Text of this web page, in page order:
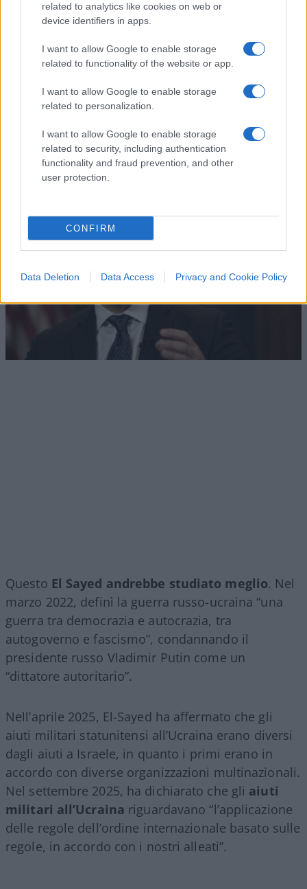
related to analytics like cookies on web or
device identifiers in apps.
I want to allow Google to enable storage
related to functionality of the website or app.
I want to allow Google to enable storage
related to personalization.
I want to allow Google to enable storage
related to security, including authentication
functionality and fraud prevention, and other
user protection.
CONFIRM
Data Deletion Data Access Privacy and Cookie Policy
Abdul El-Sayed, il mistero
dietro il personaggio
Condanna Putin, sostiene l’Ucraina e la sanità
pubblica. Ma sul Covid e sui vaccini non dice una
parola.
di Marco Perduca
9 Agosto 2026, 10:08
Questo El Sayed andrebbe studiato meglio. Nel
marzo 2022, definì la guerra russo-ucraina “una
guerra tra democrazia e autocrazia, tra
autogoverno e fascismo”, condannando il
presidente russo Vladimir Putin come un
“dittatore autoritario”.
Nell’aprile 2025, El-Sayed ha affermato che gli
aiuti militari statunitensi all’Ucraina erano diversi
dagli aiuti a Israele, in quanto i primi erano in
accordo con diverse organizzazioni multinazionali.
Nel settembre 2025, ha dichiarato che gli aiuti
militari all’Ucraina riguardavano “l’applicazione
delle regole dell’ordine internazionale basato sulle
regole, in accordo con i nostri alleati”.